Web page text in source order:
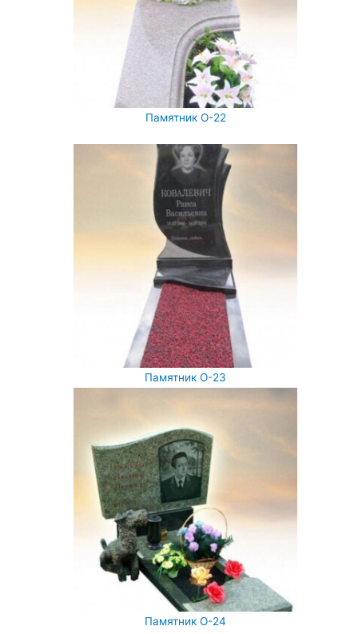
Памятник О-22
Памятник О-23
Памятник О-24